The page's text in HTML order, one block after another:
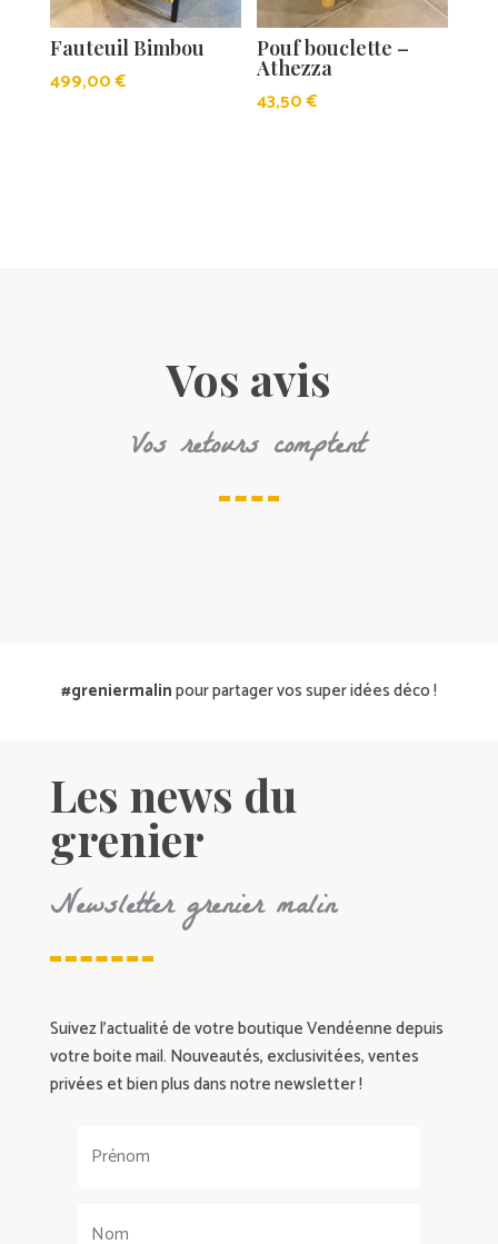
Fauteuil Bimbou
499,00€
Pouf bouclette –
Athezza
43,50€
Vos avis
Vos retours comptent
#greniermalinpour partager vos super idées déco !
Les news du
grenier
Newsletter grenier malin
Suivez l’actualité de votre boutique Vendéenne depuis
votre boite mail. Nouveautés, exclusivitées, ventes
privées et bien plus dans notre newsletter !